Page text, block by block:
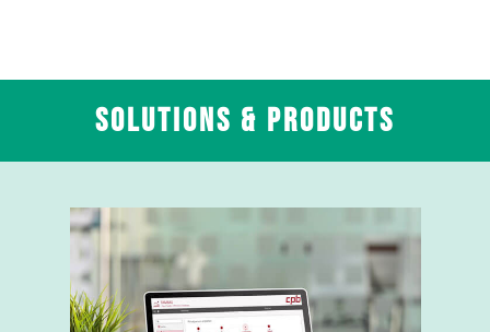
Solutions & Products